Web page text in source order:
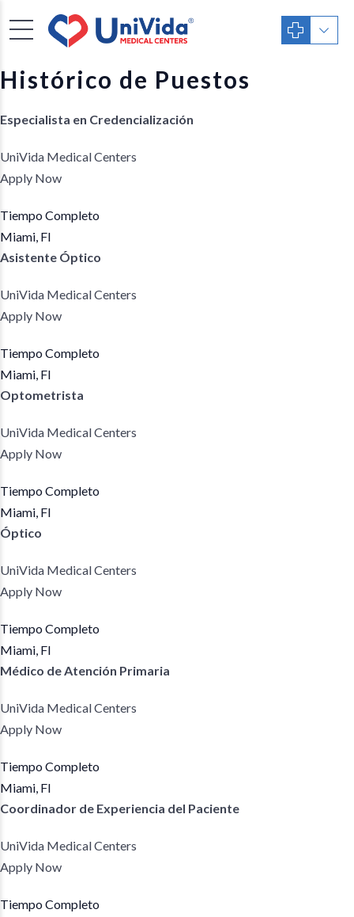
Histórico de Puestos
Especialista en Credencialización
UniVida Medical Centers
Apply Now
Tiempo Completo
Miami, Fl
Asistente Óptico
UniVida Medical Centers
Apply Now
Tiempo Completo
Miami, Fl
Optometrista
UniVida Medical Centers
Apply Now
Tiempo Completo
Miami, Fl
Óptico
UniVida Medical Centers
Apply Now
Tiempo Completo
Miami, Fl
Médico de Atención Primaria
UniVida Medical Centers
Apply Now
Tiempo Completo
Miami, Fl
Coordinador de Experiencia del Paciente
UniVida Medical Centers
Apply Now
Tiempo Completo